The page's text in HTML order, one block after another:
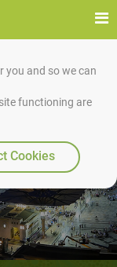
you and so we can
functioning are
Cookies
3/4）